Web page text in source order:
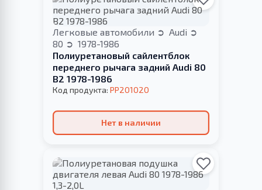
Легковые автомобили
Audi
80
1978-1986
Полиуретановый cайлентблок
переднего рычага задний Audi 80
B2 1978-1986
Код продукта: PP201020
Нет в наличии